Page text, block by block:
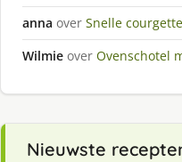
anna over Snelle
Wilmie over Ovenschotel
Nieuwste